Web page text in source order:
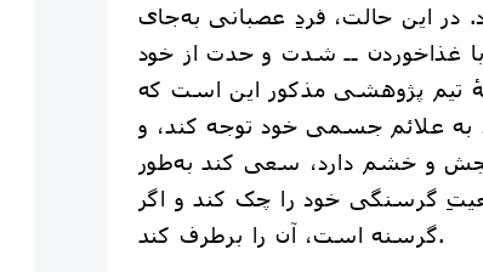
در این حالت، فردِ عصبانی به‌جای
غذاخوردن ‌ــ‌ شدت و حدت از خود
تیم پژوهشی مذکور این است که
به علائم جسمی خود توجه کند، و
و خشم دارد، سعی کند به‌طور
گرسنگی خود را چک کند و اگر
گرسنه است، آن را برطرف کند.